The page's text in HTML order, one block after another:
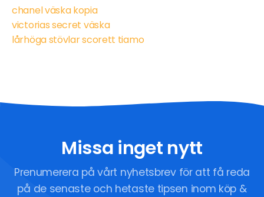
chanel väska kopia
victorias secret väska
lårhöga stövlar scorett tiamo
Missa inget nytt
Prenumerera på vårt nyhetsbrev för att få reda
på de senaste och hetaste tipsen inom köp &